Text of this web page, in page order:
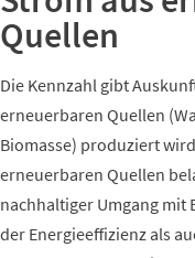
Quellen
Die Kennzahl gibt
erneuerbaren Quellen
Biomasse) produziert
erneuerbaren Quellen
nachhaltiger Umgang mit
der Energieeffizienz als